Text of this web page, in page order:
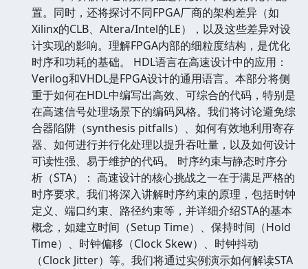
置。同时，还将探讨不同FPGA厂商的架构差异（如
Xilinx的CLB、Altera/Intel的LE），以及这些差异对设
计实现的影响。理解FPGA内部的细粒度结构，是优化
时序和功耗的基础。 HDL语言在高速设计中的应用：
Verilog和VHDL是FPGA设计的通用语言。本部分将侧
重于如何在HDL中编写出高效、可综合的代码，特别是
在高速信号处理场景下的编码风格。我们将讨论避免综
合器陷阱（synthesis pitfalls）、如何有效地利用寄存
器、如何进行并行化处理以提升吞吐量，以及如何设计
可读性强、易于维护的代码。 时序约束与静态时序分
析（STA）： 高速设计的核心挑战之一在于满足严格的
时序要求。我们将深入讲解时序约束的原理，包括时钟
定义、端口约束、路径约束等，并详细介绍STA的基本
概念，如建立时间（Setup Time）、保持时间（Hold
Time）、时钟偏移（Clock Skew）、时钟抖动
（Clock Jitter）等。我们将通过实例演示如何解读STA